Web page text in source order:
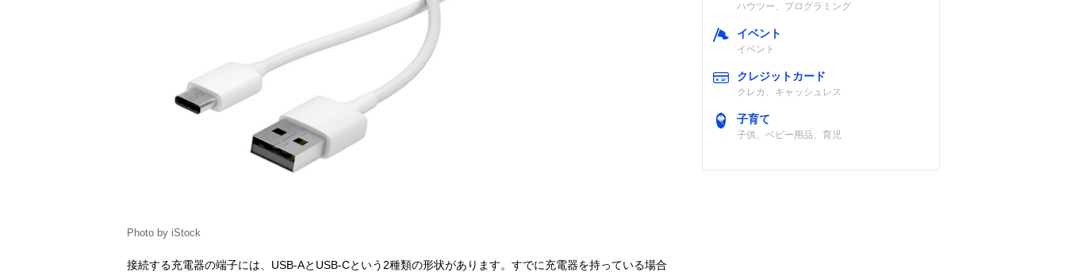
Photo by iStock
接続する充電器の端子には、USB-AとUSB-Cという2種類の形状があります。すでに充電器を持っている場合
ハウツー、プログラミング
イベント
イベント
クレジットカード
クレカ、キャッシュレス
子育て
子供、ベビー用品、育児